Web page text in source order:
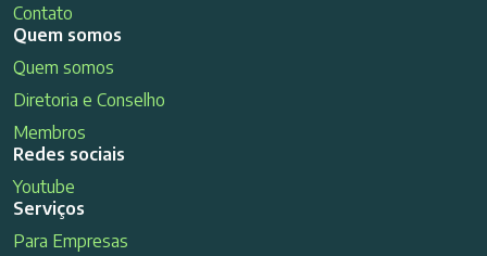
Contato
Quem somos
Quem somos
Diretoria e Conselho
Membros
Redes sociais
Youtube
Serviços
Para Empresas